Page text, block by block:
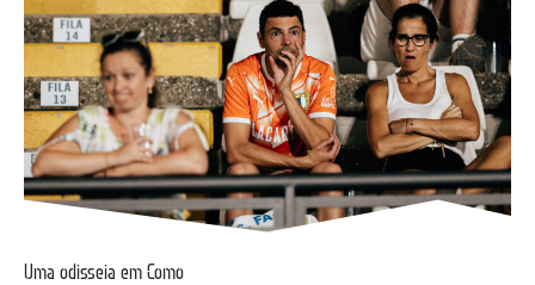
Uma odisseia em Como